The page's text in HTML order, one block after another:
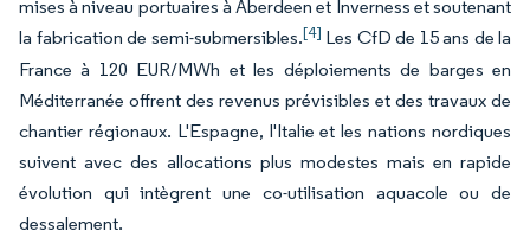
mises à niveau portuaires à Aberdeen et Inverness et soutenant
la fabrication de semi-submersibles.[4] Les CfD de 15 ans de la
France à 120 EUR/MWh et les déploiements de barges en
Méditerranée offrent des revenus prévisibles et des travaux de
chantier régionaux. L'Espagne, l'Italie et les nations nordiques
suivent avec des allocations plus modestes mais en rapide
évolution qui intègrent une co-utilisation aquacole ou de
dessalement.